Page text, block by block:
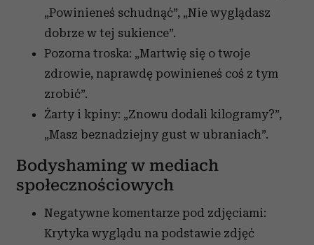
„Powinieneś schudnąć”, „Nie wyglądasz
dobrze w tej sukience”.
Pozorna troska: „Martwię się o twoje
zdrowie, naprawdę powinieneś coś z tym
zrobić”.
Żarty i kpiny: „Znowu dodali kilogramy?”,
„Masz beznadziejny gust w ubraniach”.
Bodyshaming w mediach
społecznościowych
Negatywne komentarze pod zdjęciami:
Krytyka wyglądu na podstawie zdjęć